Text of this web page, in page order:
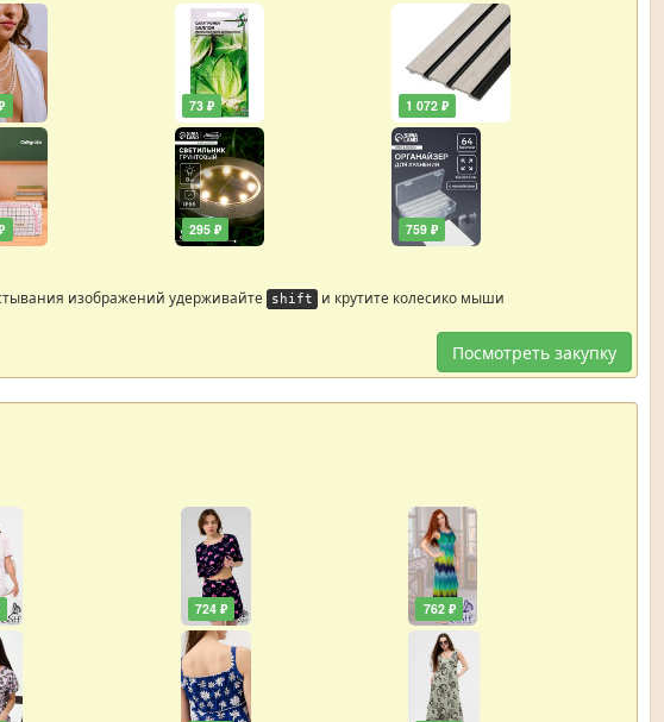
73 ₽
295 ₽
1 072 ₽
759 ₽
изображений удерживайте shift и крутите колесико мыши
Посмотреть закупку
724 ₽ 762 ₽